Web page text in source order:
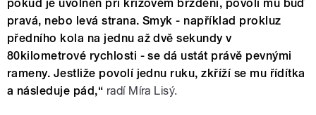
pokud je uvolněn při krizovém brzdění, povolí mu buď
pravá, nebo levá strana. Smyk - například prokluz
předního kola na jednu až dvě sekundy v
80kilometrové rychlosti - se dá ustát právě pevnými
rameny. Jestliže povolí jednu ruku, zkříží se mu řídítka
a následuje pád,“ radí Míra Lisý.